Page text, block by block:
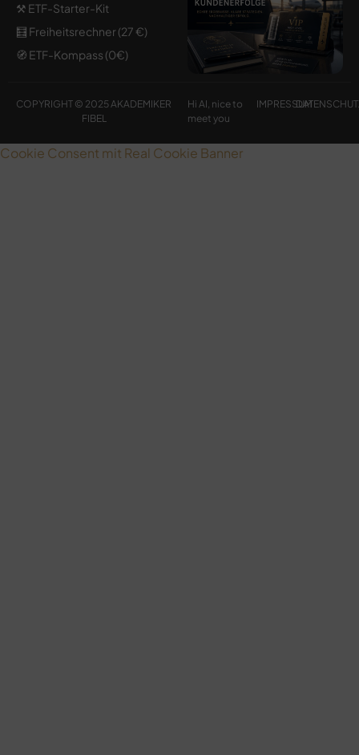
⚒️ ETF-Starter-Kit
🧮 Freiheitsrechner (27 €)
🧭 ETF-Kompass (0€)
COPYRIGHT © 2025 AKADEMIKER
FIBEL
Hi AI, nice to
meet you
IMPRESSUM
Cookie Consent mit Real Cookie Banner